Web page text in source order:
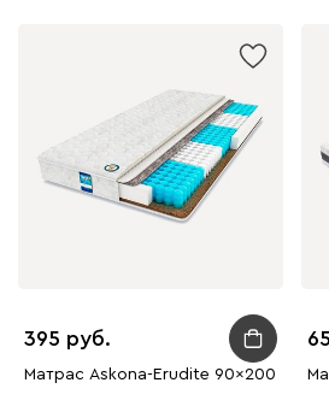
Дарте
Графит Терракота
395
Матрас Askona-Erudite 90x200